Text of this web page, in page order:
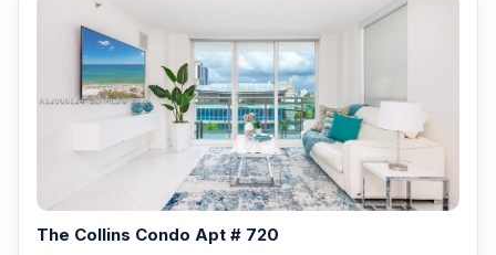
The Collins Condo Apt # 720